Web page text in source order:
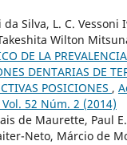
Silva, L. C. Vessoni
Wilton
DE LA
DENTARIAS DE
POSICIONES ,
52 Núm. 2 (2014)
de Maurette, Paul
Neto, Márcio de